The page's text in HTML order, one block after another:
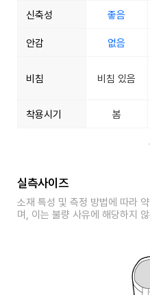
신축성 좋음
안감 없음
비침 비침 있음
착용시기 봄
실측사이즈
소재 특성 및 측정 방법에 따라
며, 이는 불량 사유에 해당하지